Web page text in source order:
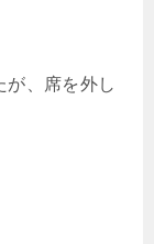
が、席を外し